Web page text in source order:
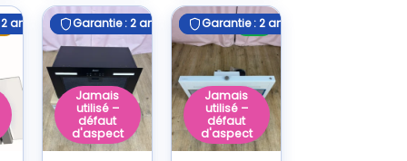
ans
ans Garantie : 2 ans
Jamais
utilisé –
défaut
d'aspect
Garantie : 2 ans A+
Garantie : 2 ans
Jamais
utilisé –
défaut
d'aspect
Garantie : 2 ans